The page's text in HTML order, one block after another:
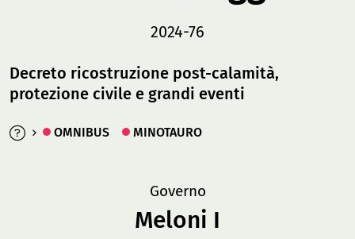
2024-76
Decreto ricostruzione post-calamità,
protezione civile e grandi eventi
OMNIBUS MINOTAURO
Governo
Meloni I